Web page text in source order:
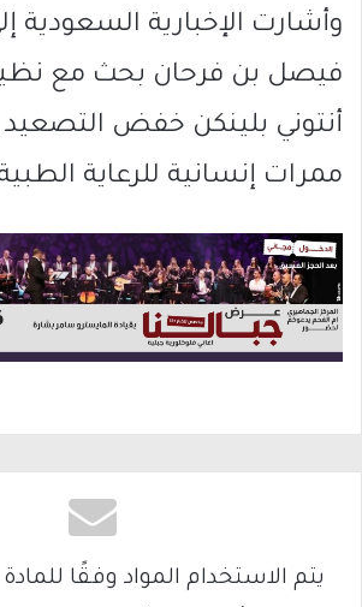
وأشارت الإخبارية السعودية
فيصل بن فرحان بحث مع
أنتوني بلينكن خفض التصعيد
ممرات إنسانية للرعاية